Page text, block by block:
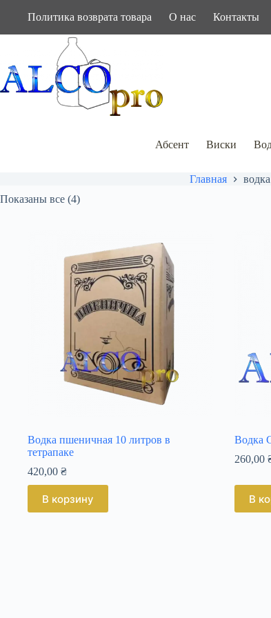
Политика возврата товара О нас Контакты
Абсент Виски
Главная
Показаны все (4)
Водка пшеничная 10 литров в
тетрапаке
420,00 ₴
В корзину
Водка
260,00
В